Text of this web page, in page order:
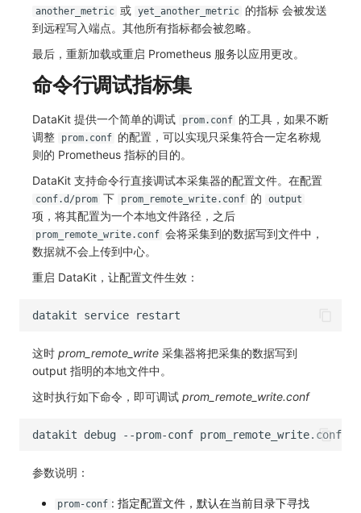
another_metric 或 yet_another_metric
的指标 会被发送
到远程写入端点。其他所有指标都会被忽略。
最后，重新加载或重启 Prometheus 服务以应用更改。
命令行调试指标集
DataKit 提供一个简单的调试 prom.conf
的工具，如果不断
调整
prom.conf
的配置，可以实现只采集符合一定名称规
则的 Prometheus 指标的目的。
DataKit 支持命令行直接调试本采集器的配置文件。在配置
conf.d/prom 下 prom_remote_write.conf 的 output
项，将其配置为一个本地文件路径，之后
prom_remote_write.conf 会将采集到的数据写到文件中，
数据就不会上传到中心。
重启 DataKit，让配置文件生效：
datakit service
这时 prom_remote_write 采集器将把采集的数据写到
output 指明的本地文件中。
这时执行如下命令，即可调试 prom_remote_write.conf
datakit debug --prom-conf
参数说明：
prom-conf : 指定配置文件，默认在当前目录下寻找